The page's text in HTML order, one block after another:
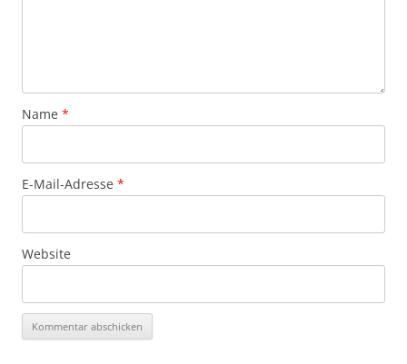
Name *
E-Mail-Adresse *
Website